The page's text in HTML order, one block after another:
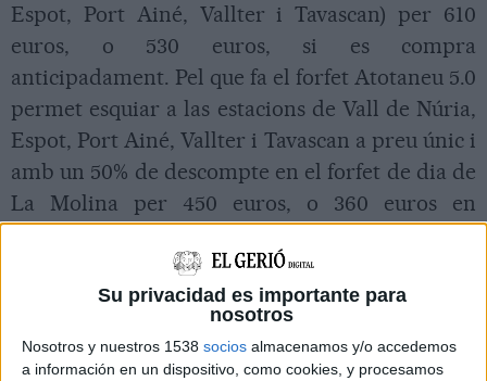
Su privacidad es importante para
nosotros
Nosotros y nuestros 1538 socios almacenamos y/o accedemos
a información en un dispositivo, como cookies, y procesamos
Espot, Port Ainé, Vallter i Tavascan) per 610
euros, o 530 euros, si es compra
anticipadament. Pel que fa el forfet Atotaneu 5.0
permet esquiar a las estacions de Vall de Núria,
Espot, Port Ainé, Vallter i Tavascan a preu únic i
amb un 50% de descompte en el forfet de dia de
La Molina per 450 euros, o 360 euros en
Pel que fa l'estació de Baqueira Beret també ha
anunciat l'inici de temporada per a aquest
dissabte.